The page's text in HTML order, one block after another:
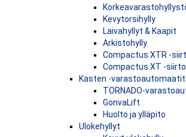
Kevytorsihylly
Laivahyllyt & Kaapit
Arkistohylly
Compactus XTR -
Compactus XT -
Kasten -varastoautomaatit
TORNADO-
GonvaLift
Huolto ja ylläpito
Ulokehyllyt